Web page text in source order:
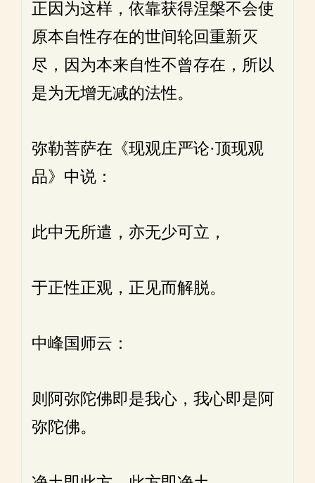
正因为这样，依靠获得涅槃不会使
原本自性存在的世间轮回重新灭
尽，因为本来自性不曾存在，所以
是为无增无减的法性。
弥勒菩萨在《现观庄严论·顶现观
品》中说：
此中无所遣，亦无少可立，
于正性正观，正见而解脱。
中峰国师云：
则阿弥陀佛即是我心，我心即是阿
弥陀佛。